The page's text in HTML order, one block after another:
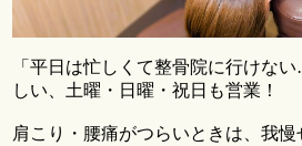
「平日は忙しくて整骨院に行けな
しい、土曜・日曜・祝日も営業！
肩こり・腰痛がつらいときは、我